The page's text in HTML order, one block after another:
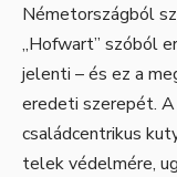
Németországból
„Hofwart” szóból
jelenti – és ez a
eredeti szerepét.
családcentrikus
telek védelmére,